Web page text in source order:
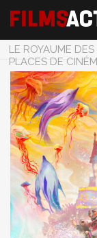
LE ROYAUME
PLACES DE